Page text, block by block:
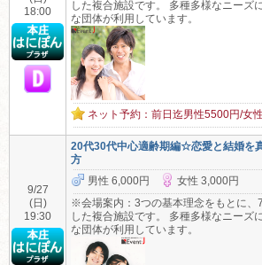
18:00
した複合施設です。 多種多様なニーズ
な団体が利用しています。
ネット予約：前日迄男性5500円/女
9/27
(日)
19:30
20代30代中心適齢期編☆恋愛と結婚を
方
男性 6,000円
女性 3,000円
※会場案内：3つの基本理念をもとに、
した複合施設です。 多種多様なニーズ
な団体が利用しています。